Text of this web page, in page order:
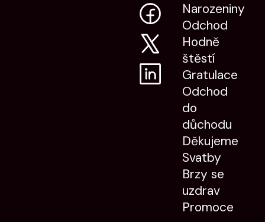
Narozeniny
Odchod
Hodně
štěstí
Gratulace
Odchod
do
důchodu
Děkujeme
Svatby
Brzy se
uzdrav
Promoce